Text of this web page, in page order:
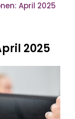
April 2025
2025